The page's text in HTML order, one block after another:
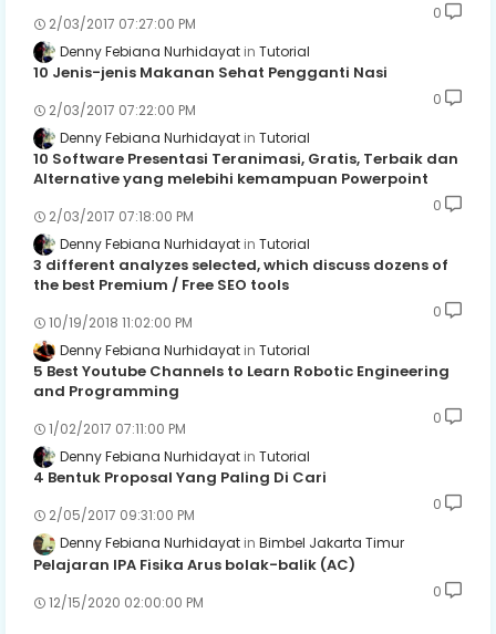
2/03/2017 07:27:00 PM
0
Denny Febiana Nurhidayat Tutorial
10 Jenis-jenis Makanan Sehat Pengganti Nasi
2/03/2017 07:22:00 PM
0
Denny Febiana Nurhidayat Tutorial
10 Software Presentasi Teranimasi, Gratis, Terbaik dan
Alternative yang melebihi kemampuan Powerpoint
2/03/2017 07:18:00 PM
0
Denny Febiana Nurhidayat Tutorial
3 different analyzes selected, which discuss dozens of
the best Premium / Free SEO tools
10/19/2018 11:02:00 PM
0
Denny Febiana Nurhidayat Tutorial
5 Best Youtube Channels to Learn Robotic Engineering
and Programming
1/02/2017 07:11:00 PM
0
Denny Febiana Nurhidayat Tutorial
4 Bentuk Proposal Yang Paling Di Cari
2/05/2017 09:31:00 PM
0
Denny Febiana Nurhidayat Bimbel Jakarta Timur
Pelajaran IPA Fisika Arus bolak-balik (AC)
12/15/2020 02:00:00 PM
0